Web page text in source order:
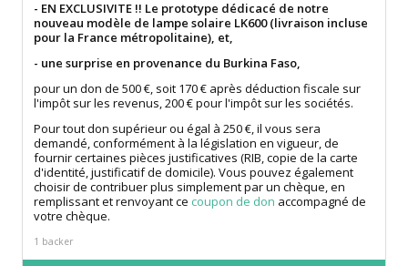
- EN EXCLUSIVITE !! Le prototype dédicacé de notre
nouveau modèle de lampe solaire LK600 (livraison incluse
pour la France métropolitaine), et,
- une surprise en provenance du Burkina Faso,
pour un don de 500 €, soit 170 € après déduction fiscale sur
l'impôt sur les revenus, 200 € pour l'impôt sur les sociétés.
Pour tout don supérieur ou égal à 250 €, il vous sera
demandé, conformément à la législation en vigueur, de
fournir certaines pièces justificatives (RIB, copie de la carte
d'identité, justificatif de domicile). Vous pouvez également
choisir de contribuer plus simplement par un chèque, en
remplissant et renvoyant ce coupon de don accompagné de
votre chèque.
1 backer